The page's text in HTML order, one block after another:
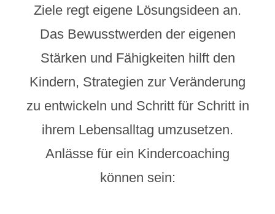
Ziele regt eigene Lösungsideen an.
Das Bewusstwerden der eigenen
Stärken und Fähigkeiten hilft den
Kindern, Strategien zur Veränderung
zu entwickeln und Schritt für Schritt in
ihrem Lebensalltag umzusetzen.
Anlässe für ein Kindercoaching
können sein: